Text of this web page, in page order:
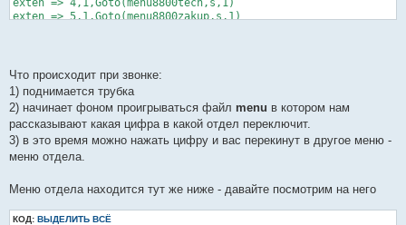
exten => 4,1,Goto(menu8800tech,s,1)
exten => 5,1,Goto(menu8800zakup,s,1)
exten => 9,1,Goto(menu8800audit,s,1)
exten => 0,1,Goto(menu8800ekonom,s,1)
exten => *,1,Goto(,s,2)
Что происходит при звонке:
1) поднимается трубка
2) начинает фоном проигрываться файл menu в котором нам
рассказывают какая цифра в какой отдел переключит.
3) в это время можно нажать цифру и вас перекинут в другое меню -
меню отдела.
Меню отдела находится тут же ниже - давайте посмотрим на него
КОД: ВЫДЕЛИТЬ ВСЁ